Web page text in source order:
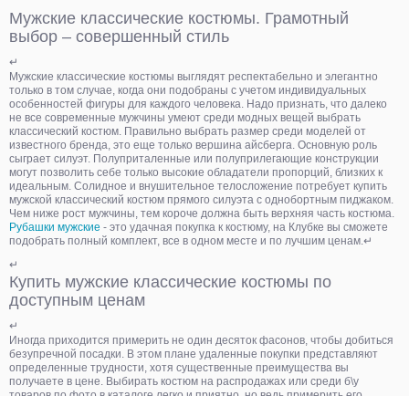
Мужские классические костюмы. Грамотный
выбор – совершенный стиль
↵
Мужские классические костюмы выглядят респектабельно и элегантно
только в том случае, когда они подобраны с учетом индивидуальных
особенностей фигуры для каждого человека. Надо признать, что далеко
не все современные мужчины умеют среди модных вещей выбрать
классический костюм. Правильно выбрать размер среди моделей от
известного бренда, это еще только вершина айсберга. Основную роль
сыграет силуэт. Полуприталенные или полуприлегающие конструкции
могут позволить себе только высокие обладатели пропорций, близких к
идеальным. Солидное и внушительное телосложение потребует купить
мужской классический костюм прямого силуэта с однобортным пиджаком.
Чем ниже рост мужчины, тем короче должна быть верхняя часть костюма.
Рубашки мужские - это удачная покупка к костюму, на Клубке вы сможете
подобрать полный комплект, все в одном месте и по лучшим ценам.↵
↵
Купить мужские классические костюмы по
доступным ценам
↵
Иногда приходится примерить не один десяток фасонов, чтобы добиться
безупречной посадки. В этом плане удаленные покупки представляют
определенные трудности, хотя существенные преимущества вы
получаете в цене. Выбирать костюм на распродажах или среди б\у